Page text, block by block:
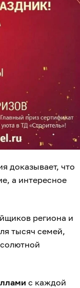
доказывает, что
а интересное
региона и
тысяч семей,
с каждой